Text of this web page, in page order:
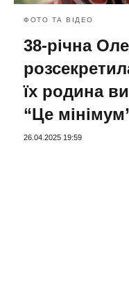
ФОТО ТА ВІДЕО
38-річна
їх родина
“Це
26.04.2025 19:59